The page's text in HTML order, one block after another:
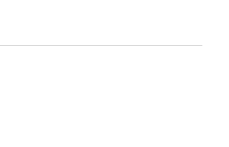
FRITZ! Geräte arbeiten als Teil eines einzigen